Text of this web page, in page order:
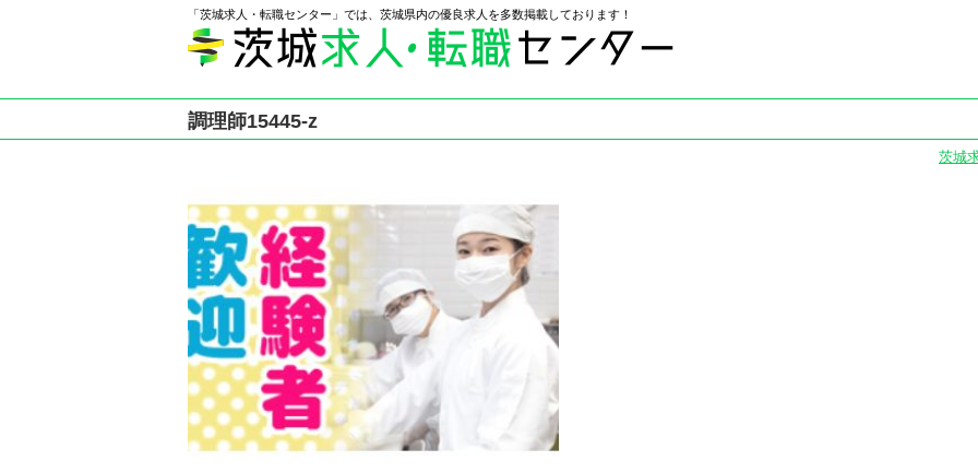
「茨城求人・転職センター」では、茨城県内の優良求人を多数掲載しております！
調理師15445-z
茨城